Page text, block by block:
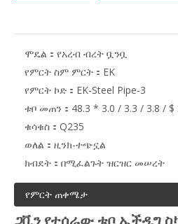
ሞዴል： የአረብ ብረት ቧንቧ
የምርት ስም ምርት： EK
የምርት ኮድ： EK-Steel Pipe-3
ቱቦ መጠን： 48.3 * 3.0 / 3.3 / 3.8 /
ቁሳቁስ： Q235
ወለል： ዚንክ-ተጭኗል
ክብደት： በሚፈልጉት ዝርዝር መሠረት
የምርት ጠቀሜታ
ጋቪን የተሰራው ቱቦ ኤችዲግ